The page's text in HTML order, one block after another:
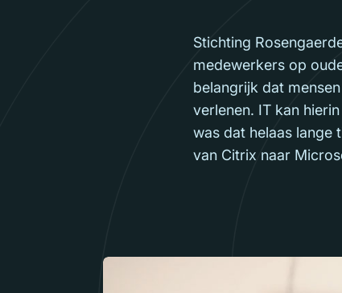
Stichting
medewerkers op
belangrijk dat
verlenen. IT kan
was dat helaas lange
van Citrix naar